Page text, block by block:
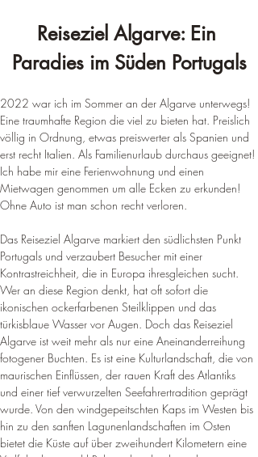
Reiseziel Algarve: Ein
Paradies im Süden Portugals
2022 war ich im Sommer an der Algarve unterwegs!
Eine traumhafte Region die viel zu bieten hat. Preislich
völlig in Ordnung, etwas preiswerter als Spanien und
erst recht Italien. Als Familienurlaub durchaus geeignet!
Ich habe mir eine Ferienwohnung und einen
Mietwagen genommen um alle Ecken zu erkunden!
Ohne Auto ist man schon recht verloren.
Das Reiseziel Algarve markiert den südlichsten Punkt
Portugals und verzaubert Besucher mit einer
Kontrastreichheit, die in Europa ihresgleichen sucht.
Wer an diese Region denkt, hat oft sofort die
ikonischen ockerfarbenen Steilklippen und das
türkisblaue Wasser vor Augen. Doch das Reiseziel
Algarve ist weit mehr als nur eine Aneinanderreihung
fotogener Buchten. Es ist eine Kulturlandschaft, die von
maurischen Einflüssen, der rauen Kraft des Atlantiks
und einer tief verwurzelten Seefahrertradition geprägt
wurde. Von den windgepeitschten Kaps im Westen bis
hin zu den sanften Lagunenlandschaften im Osten
bietet die Küste auf über zweihundert Kilometern eine